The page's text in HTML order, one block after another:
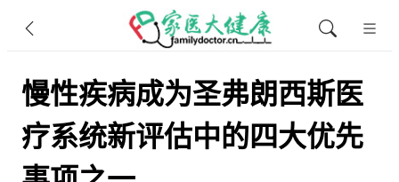
慢性疾病成为圣弗朗西斯医
疗系统新评估中的四大优先